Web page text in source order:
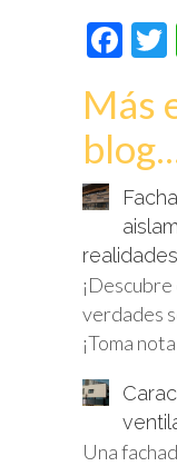
Más
realidades
verdades
¡Toma
Una